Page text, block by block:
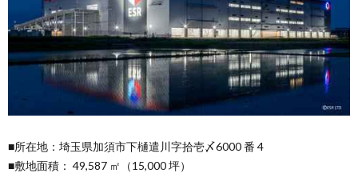
■所在地：埼玉県加須市下樋遣川字拾壱〆6000 番 4
■敷地面積： 49,587 ㎡（15,000 坪）